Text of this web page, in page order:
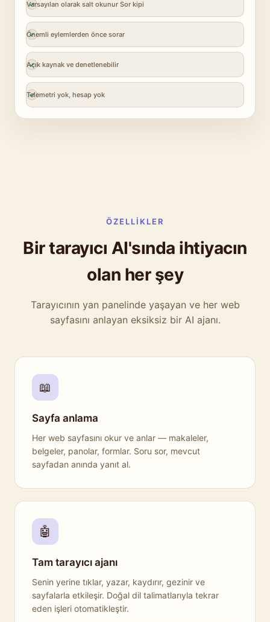
Varsayılan olarak salt okunur Sor kipi
Önemli eylemlerden önce sorar
Açık kaynak ve denetlenebilir
Telemetri yok, hesap yok
ÖZELLIKLER
Bir tarayıcı AI'sında ihtiyacın
olan her şey
Tarayıcının yan panelinde yaşayan ve her web
sayfasını anlayan eksiksiz bir AI ajanı.
📖
Sayfa anlama
Her web sayfasını okur ve anlar — makaleler,
belgeler, panolar, formlar. Soru sor, mevcut
sayfadan anında yanıt al.
🤖
Tam tarayıcı ajanı
Senin yerine tıklar, yazar, kaydırır, gezinir ve
sayfalarla etkileşir. Doğal dil talimatlarıyla tekrar
eden işleri otomatikleştir.